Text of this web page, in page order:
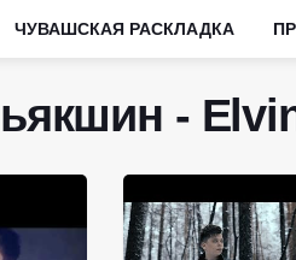
ЧУВАШСКАЯ РАСКЛАДКА
-